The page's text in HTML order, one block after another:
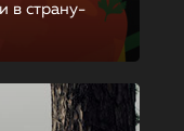
в страну-